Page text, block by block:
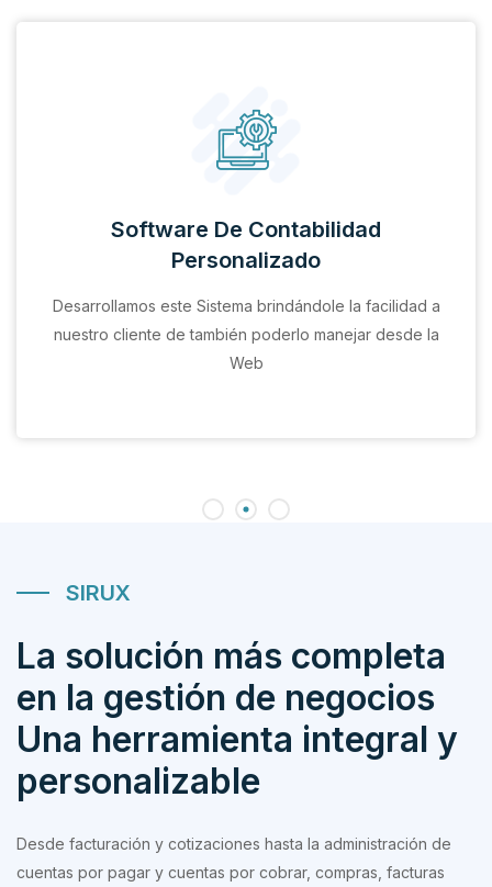
Software De Contabilidad
Personalizado
Desarrollamos este Sistema brindándole la facilidad a
nuestro cliente de también poderlo manejar desde la
Web
SIRUX
La solución más completa
en la gestión de negocios
Una herramienta integral y
personalizable
Desde facturación y cotizaciones hasta la administración de
cuentas por pagar y cuentas por cobrar, compras, facturas